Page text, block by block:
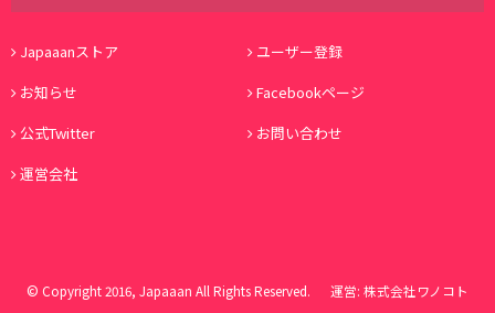
Japaaanストア
ユーザー登録
お知らせ
Facebookページ
公式Twitter
お問い合わせ
運営会社
© Copyright 2016, Japaaan All Rights Reserved. 運営: 株式会社ワノコト